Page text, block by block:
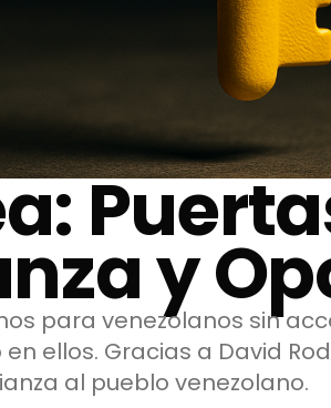
y
para venezolanos sin
ellos. Gracias a David
al pueblo venezolano.